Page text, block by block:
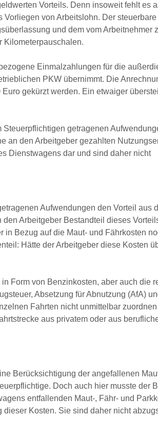
Vorteils. Denn insoweit fehlt es
von Arbeitslohn. Der
und dem vom Arbeitnehmer
Kilometerpauschalen.
Einmalzahlungen für die
PKW übernimmt. Die
gekürzt werden. Ein etwaiger
getragenen
an den Arbeitgeber gezahlten
Dienstwagens dar und sind daher nicht
Aufwendungen den Vorteil aus
Arbeitgeber Bestandteil dieses
Bezug auf die Maut- und Fährkosten
Hätte der Arbeitgeber diese Kosten
Form von Benzinkosten, aber auch die
Absetzung für Abnutzung (AfA)
Fahrten nicht unmittelbar
aus privatem oder aus
Berücksichtigung der angefallenen
Doch auch hier musste der
entfallenden Maut-, Fähr- und
Kosten. Sie sind daher nicht